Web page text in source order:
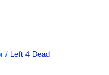
/ Left 4 Dead